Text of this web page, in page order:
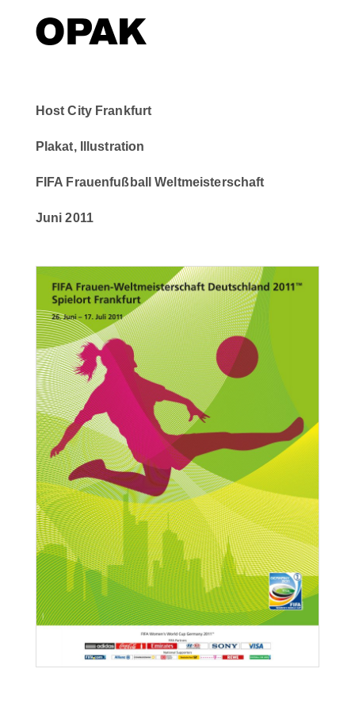
Host City Frankfurt
Plakat, Illustration
FIFA Frauenfußball Weltmeisterschaft
Juni 2011